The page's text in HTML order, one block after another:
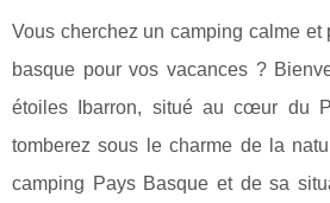
Vous cherchez un camping calme et
basque pour vos vacances ?
étoiles Ibarron, situé au cœur du
tomberez sous le charme de la
camping Pays Basque et de sa